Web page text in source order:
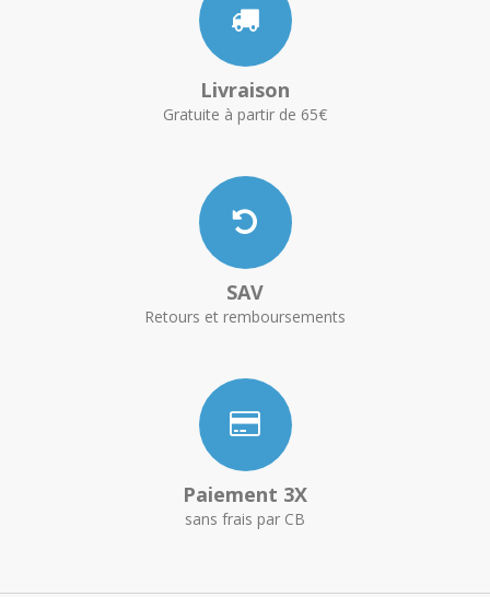
Livraison
Gratuite à partir de 65€
SAV
Retours et remboursements
Paiement 3X
sans frais par CB